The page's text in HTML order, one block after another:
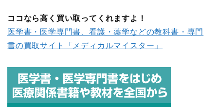
ココなら高く買い取ってくれますよ！
医学書・医学専門書、看護・薬学などの教科書・専門
書の買取サイト「メディカルマイスター」